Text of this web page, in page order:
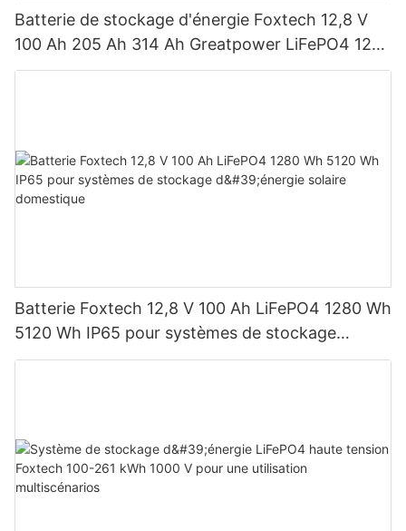
Batterie de stockage d'énergie Foxtech 12,8 V
100 Ah 205 Ah 314 Ah Greatpower LiFePO4 1280
Wh-5120 Wh IP65
Batterie Foxtech 12,8 V 100 Ah LiFePO4 1280 Wh
5120 Wh IP65 pour systèmes de stockage
d'énergie solaire domestique